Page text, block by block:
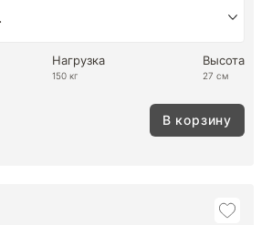
Нагрузка
150 кг
Высота
27 см
В корзину